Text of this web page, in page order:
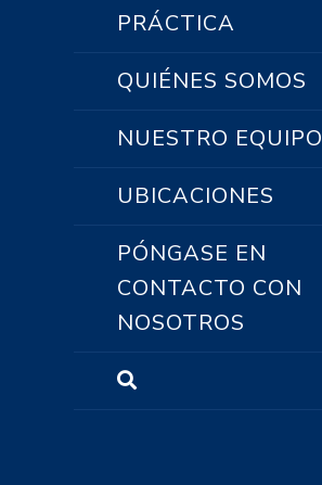
PRÁCTICA
QUIÉNES SOMOS
NUESTRO EQUIPO
UBICACIONES
PÓNGASE EN
CONTACTO CON
NOSOTROS